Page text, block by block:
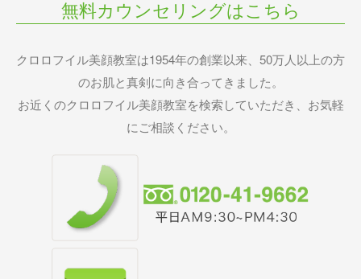
無料カウンセリングはこちら
クロロフイル美顔教室は1954年の創業以来、50万人以上の方
のお肌と真剣に向き合ってきました。
お近くのクロロフイル美顔教室を検索していただき、お気軽
にご相談ください。